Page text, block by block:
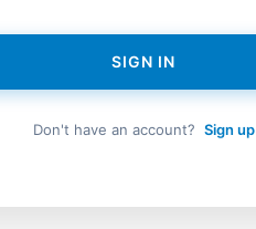
SIGN IN
Don't have an account? Sign up